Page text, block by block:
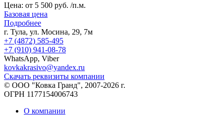
Цена: от 5 500 руб. /п.м.
Базовая цена
Подробнее
г. Тула, ул. Мосина, 29, 7м
+7 (4872) 585-495
+7 (910) 941-08-78
WhatsApp, Viber
kovkakrasivo@yandex.ru
Скачать реквизиты компании
© ООО "Ковка Гранд", 2007-2026 г.
ОГРН 1177154006743
О компании